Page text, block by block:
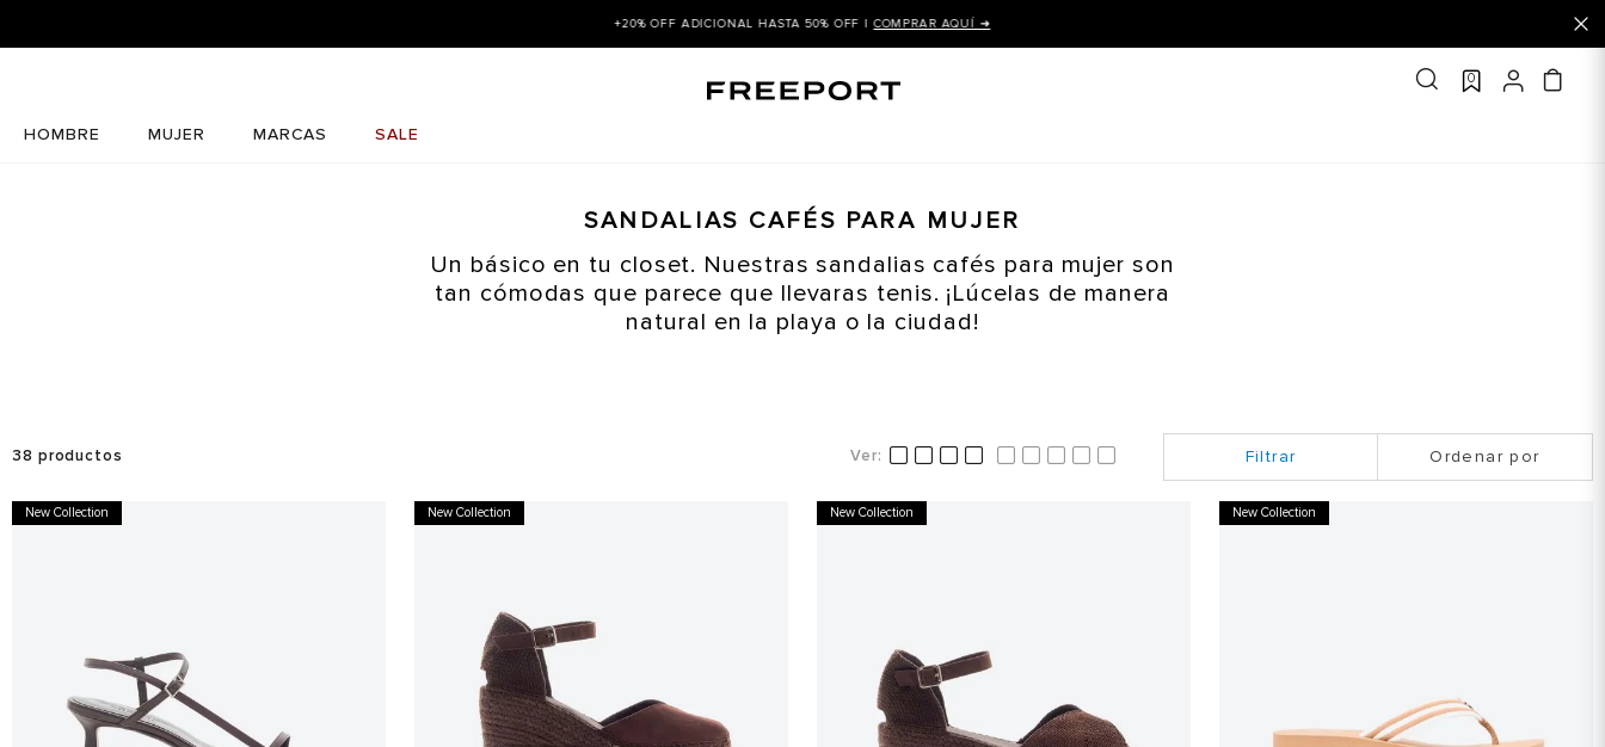
+20% OFF ADICIONAL HASTA 50% OFF |COMPRAR AQUÍ ➜
0
HOMBRE MUJER MARCAS SALE
SANDALIAS CAFÉS PARA MUJER
Un básico en tu closet. Nuestras sandalias cafés para mujer son
tan cómodas que parece que llevaras tenis. ¡Lúcelas de manera
natural en la playa o la ciudad!
38 productos Ordenar por
New Collection New Collection New Collection New Collection